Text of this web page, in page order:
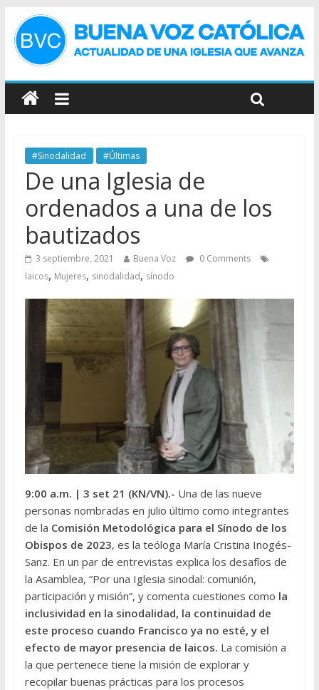
#Sinodalidad #Últimas
De una Iglesia de
ordenados a una de los
bautizados
3 septiembre, 2021 Buena Voz
0 Comments
laicos, Mujeres, sinodalidad, sínodo
9:00 a.m. | 3 set 21 (KN/VN).- Una de las nueve
personas nombradas en julio último como integrantes
de la Comisión Metodológica para el Sínodo de los
Obispos de 2023, es la teóloga María Cristina Inogés-
Sanz. En un par de entrevistas explica los desafíos de
la Asamblea, “Por una Iglesia sinodal: comunión,
participación y misión”, y comenta cuestiones como la
inclusividad en la sinodalidad, la continuidad de
este proceso cuando Francisco ya no esté, y el
efecto de mayor presencia de laicos. La comisión a
la que pertenece tiene la misión de explorar y
recopilar buenas prácticas para los procesos